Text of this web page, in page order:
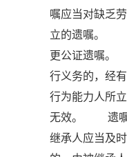
嘱应当对缺乏
立的遗嘱。
更公证遗嘱。
行义务的，经
行为能力人所
无效。 遗嘱
继承人应当及